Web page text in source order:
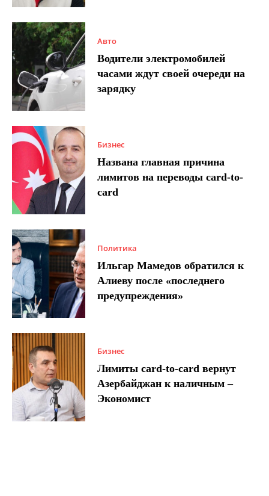
Авто
Водители электромобилей
часами ждут своей очереди на
зарядку
Бизнес
Названа главная причина
лимитов на переводы card-to-
card
Политика
Ильгар Мамедов обратился к
Алиеву после «последнего
предупреждения»
Бизнес
Лимиты card-to-card вернут
Азербайджан к наличным –
Экономист